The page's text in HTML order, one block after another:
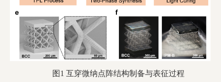
图1 互穿微纳点阵结构制备与表征过程